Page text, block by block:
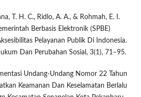
T. H. C., Ridlo, A. A., & Rohmah, E. I.
Berbasis Elektronik (SPBE)
Pelayanan Publik Di Indonesia.
Dan Perubahan Sosial, 3(1), 71–95.
Undang-Undang Nomor 22 Tahun
Keamanan Dan Keselamatan Berlalu